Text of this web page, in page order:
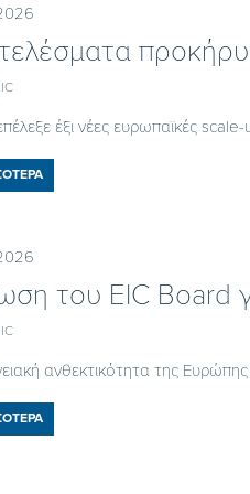
έξι νέες ευρωπαϊκές
του EIC Board
ανθεκτικότητα της